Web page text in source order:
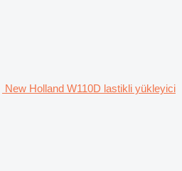
New Holland W110D lastikli yükleyici